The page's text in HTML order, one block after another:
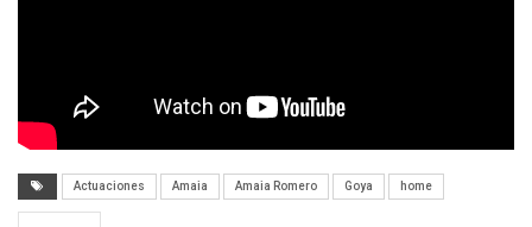
Actuaciones Amaia Amaia Romero Goya home